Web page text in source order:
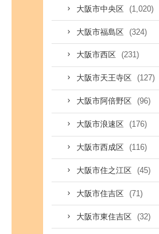
大阪市中央区 (1,020)
大阪市福島区 (324)
大阪市西区 (231)
大阪市天王寺区 (127)
大阪市阿倍野区 (96)
大阪市浪速区 (176)
大阪市西成区 (116)
大阪市住之江区 (45)
大阪市住吉区 (71)
大阪市東住吉区 (32)